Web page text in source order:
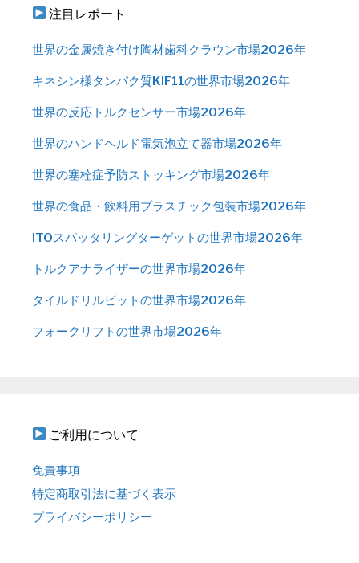
注目レポート
世界の金属焼き付け陶材歯科クラウン市場2026年
キネシン様タンパク質KIF11の世界市場2026年
世界の反応トルクセンサー市場2026年
世界のハンドヘルド電気泡立て器市場2026年
世界の塞栓症予防ストッキング市場2026年
世界の食品・飲料用プラスチック包装市場2026年
ITOスパッタリングターゲットの世界市場2026年
トルクアナライザーの世界市場2026年
タイルドリルビットの世界市場2026年
フォークリフトの世界市場2026年
ご利用について
免責事項
特定商取引法に基づく表示
プライバシーポリシー